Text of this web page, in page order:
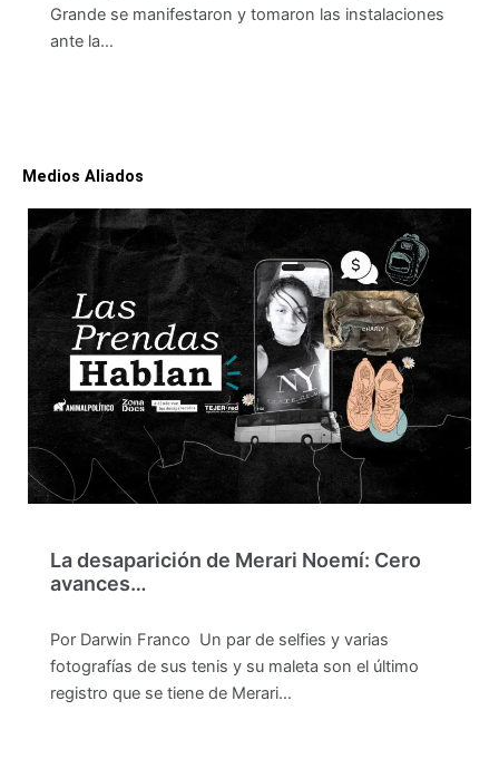
Grande se manifestaron y tomaron las instalaciones
ante la…
Medios Aliados
La desaparición de Merari Noemí: Cero
avances…
Por Darwin Franco Un par de selfies y varias
fotografías de sus tenis y su maleta son el último
registro que se tiene de Merari…